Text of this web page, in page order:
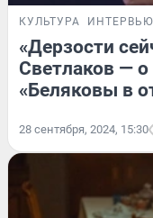
КУЛЬТУРА ИНТЕРВЬЮ
«Дерзости
Светлаков —
«Беляковы в
28 сентября, 2024, 15:30